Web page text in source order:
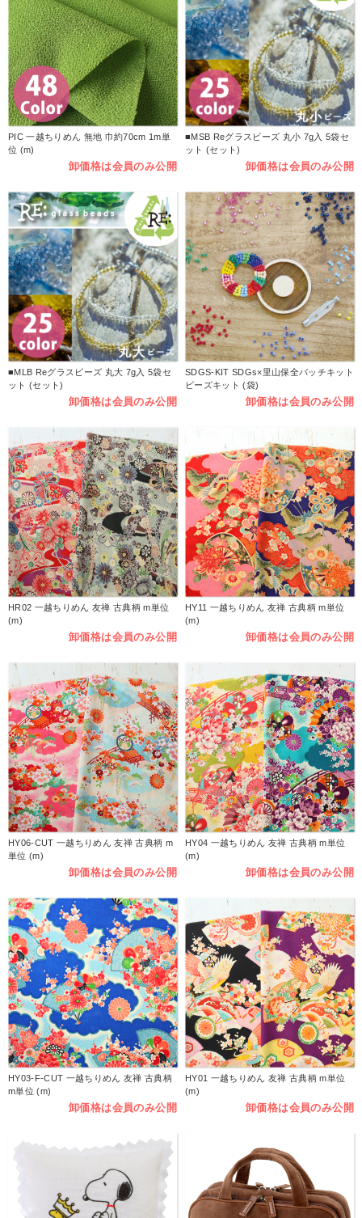
PIC 一越ちりめん 無地 巾約70cm 1m単
位 (m)
卸価格は会員のみ公開
■MSB Reグラスビーズ 丸小 7g入 5袋セ
ット (セット)
卸価格は会員のみ公開
■MLB Reグラスビーズ 丸大 7g入 5袋セ
ット (セット)
卸価格は会員のみ公開
SDGS-KIT SDGs×里山保全バッチキット
ビーズキット (袋)
卸価格は会員のみ公開
HR02 一越ちりめん 友禅 古典柄 m単位
(m)
卸価格は会員のみ公開
HY11 一越ちりめん 友禅 古典柄 m単位
(m)
卸価格は会員のみ公開
HY06-CUT 一越ちりめん 友禅 古典柄 m
単位 (m)
卸価格は会員のみ公開
HY04 一越ちりめん 友禅 古典柄 m単位
(m)
卸価格は会員のみ公開
HY03-F-CUT 一越ちりめん 友禅 古典柄
m単位 (m)
卸価格は会員のみ公開
HY01 一越ちりめん 友禅 古典柄 m単位
(m)
卸価格は会員のみ公開